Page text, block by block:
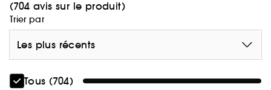
(704 avis sur le produit)
Trier par
Les plus récents
Tous (704)